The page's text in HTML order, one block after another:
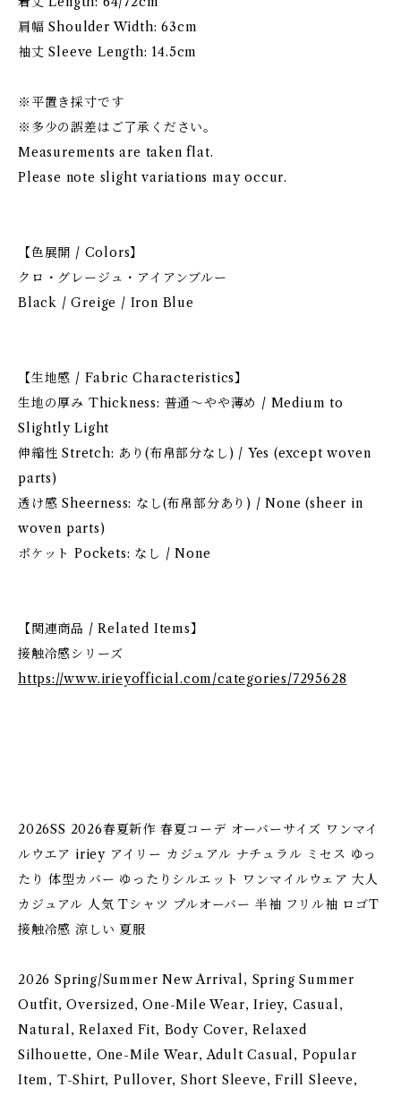
肩幅 Shoulder Width: 63cm
袖丈 Sleeve Length: 14.5cm
※平置き採寸です
※多少の誤差はご了承ください。
Measurements are taken flat.
Please note slight variations may occur.
【色展開 / Colors】
クロ・グレージュ・アイアンブルー
Black / Greige / Iron Blue
【生地感 / Fabric Characteristics】
生地の厚み Thickness: 普通〜やや薄め / Medium to
Slightly Light
伸縮性 Stretch: あり(布帛部分なし) / Yes (except woven
parts)
透け感 Sheerness: なし(布帛部分あり) / None (sheer in
woven parts)
ポケット Pockets: なし / None
【関連商品 / Related Items】
接触冷感シリーズ
https://www.irieyofficial.com/categories/7295628
2026SS 2026春夏新作 春夏コーデ オーバーサイズ ワンマイ
ルウエア iriey アイリー カジュアル ナチュラル ミセス ゆっ
たり 体型カバー ゆったりシルエット ワンマイルウェア 大人
カジュアル 人気 Tシャツ プルオーバー 半袖 フリル袖 ロゴT
接触冷感 涼しい 夏服
2026 Spring/Summer New Arrival, Spring Summer
Outfit, Oversized, One-Mile Wear, Iriey, Casual,
Natural, Relaxed Fit, Body Cover, Relaxed
Silhouette, One-Mile Wear, Adult Casual, Popular
Item, T-Shirt, Pullover, Short Sleeve, Frill Sleeve,